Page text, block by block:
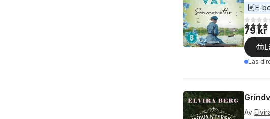
E-
4,0utav
79 kr
Läs
Av